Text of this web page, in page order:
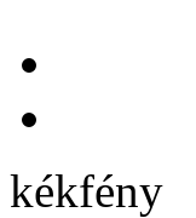
kékfény